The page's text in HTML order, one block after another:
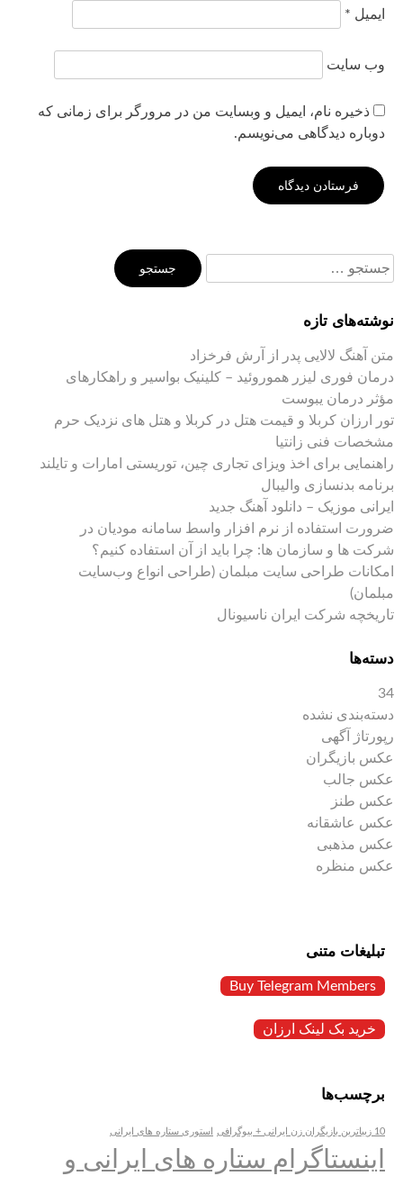
ایمیل *
وب‌ سایت
ذخیره نام، ایمیل و وبسایت من در مرورگر برای زمانی که
دوباره دیدگاهی می‌نویسم.
جستجو
برای:
نوشته‌های تازه
متن آهنگ لالایی پدر از آرش فرخزاد
درمان فوری لیزر هموروئید – کلینیک بواسیر و راهکارهای
مؤثر درمان یبوست
تور ارزان کربلا و قیمت هتل در کربلا و هتل های نزدیک حرم
مشخصات فنی زانتیا
راهنمایی برای اخذ ویزای تجاری چین، توریستی امارات و تایلند
برنامه بدنسازی والیبال
ایرانی موزیک – دانلود آهنگ جدید
ضرورت استفاده از نرم افزار واسط سامانه مودیان در
شرکت ها و سازمان ها: چرا باید از آن استفاده کنیم؟
امکانات طراحی سایت مبلمان (طراحی انواع وب‌سایت
مبلمان)
تاریخچه شرکت ایران ناسیونال
دسته‌ها
34
دسته‌بندی نشده
رپورتاژ آگهی
عکس بازیگران
عکس جالب
عکس طنز
عکس عاشقانه
عکس مذهبی
عکس منظره
تبلیغات متنی
Buy Telegram Members
خرید بک لینک ارزان
برچسب‌ها
10 زیباترین بازیگران زن ایرانی + بیوگرافی استوری ستاره های ایرانی
اینستاگرام ستاره های ایرانی و